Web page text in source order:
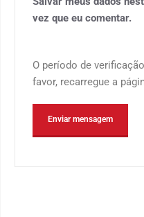
vez que eu comentar.
O período de
favor, recarregue a